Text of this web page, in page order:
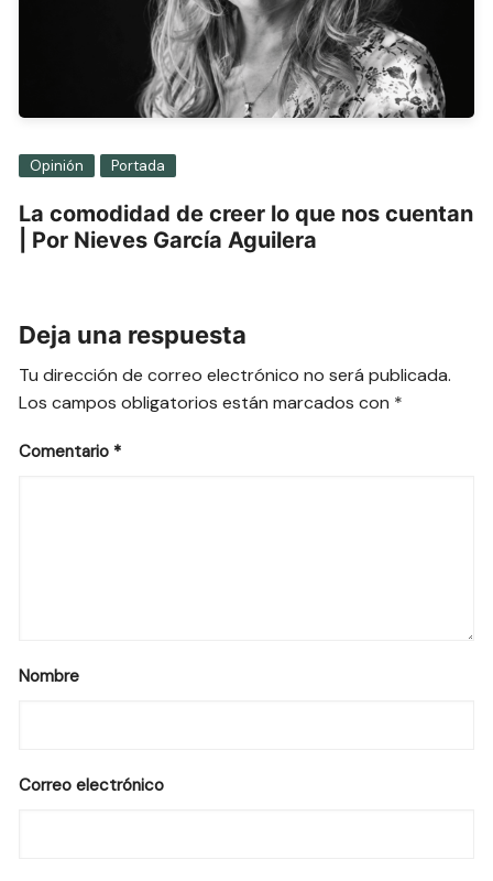
Opinión Portada
La comodidad de creer lo que nos cuentan
| Por Nieves García Aguilera
Deja una respuesta
Tu dirección de correo electrónico no será publicada.
Los campos obligatorios están marcados con *
Comentario *
Nombre
Correo electrónico